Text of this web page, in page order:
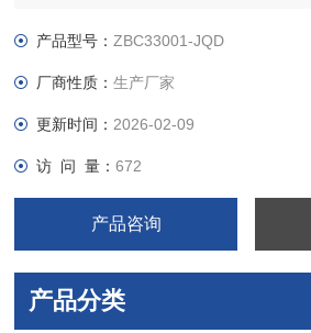
产品型号：ZBC33001-JQD
厂商性质：生产厂家
更新时间： 2026-02-09
访 问 量：672
产品咨询
产品分类